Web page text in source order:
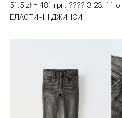
51.5 zł = 481 грн. ???? З 23. 11
ЕЛАСТИЧНІ ДЖИНСИ